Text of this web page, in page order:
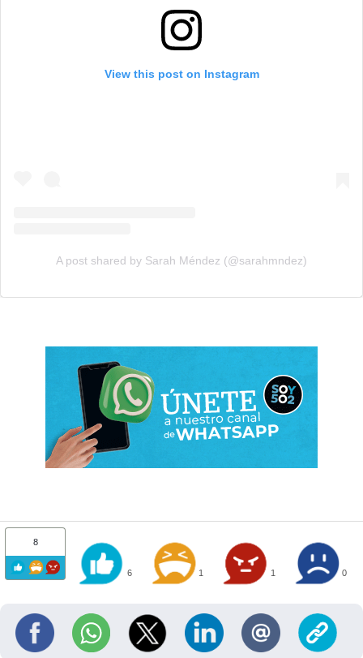
View this post on Instagram
A post shared by Sarah Méndez (@sarahmndez)
8
6 1 1 0